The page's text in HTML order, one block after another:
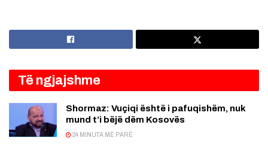
Të ngjajshme
Shormaz: Vuçiqi është i pafuqishëm, nuk
mund t’i bëjë dëm Kosovës
24 MINUTA MË PARË